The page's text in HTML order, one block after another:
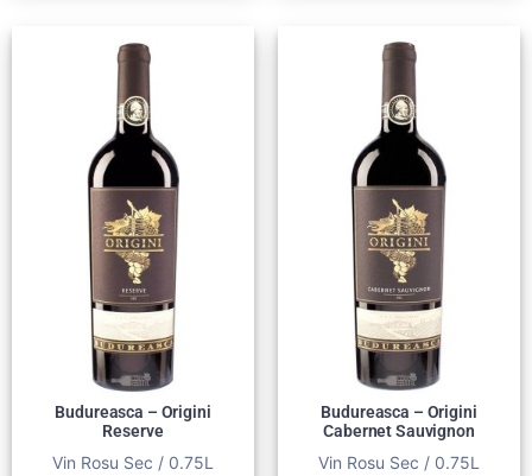
Budureasca – Origini
Reserve
Vin Rosu Sec / 0.75L
Budureasca – Origini
Cabernet Sauvignon
Vin Rosu Sec / 0.75L